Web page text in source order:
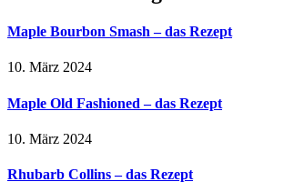
Maple Bourbon Smash – das Rezept
10. März 2024
Maple Old Fashioned – das Rezept
10. März 2024
Rhubarb Collins – das Rezept